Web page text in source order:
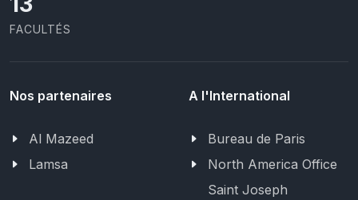
FACULTÉS
Nos partenaires
Al Mazeed
Lamsa
A l'International
Bureau de Paris
North America Office
Saint Joseph